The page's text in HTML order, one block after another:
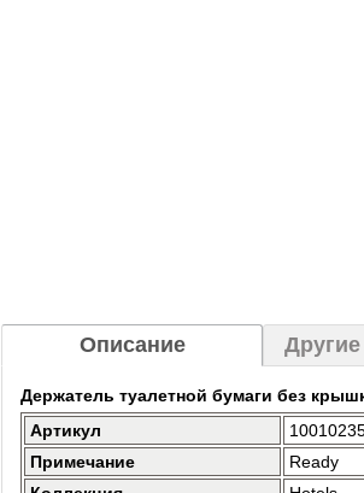
Описание
Держатель туалетной бумаги без
Артикул
Примечание
Ready